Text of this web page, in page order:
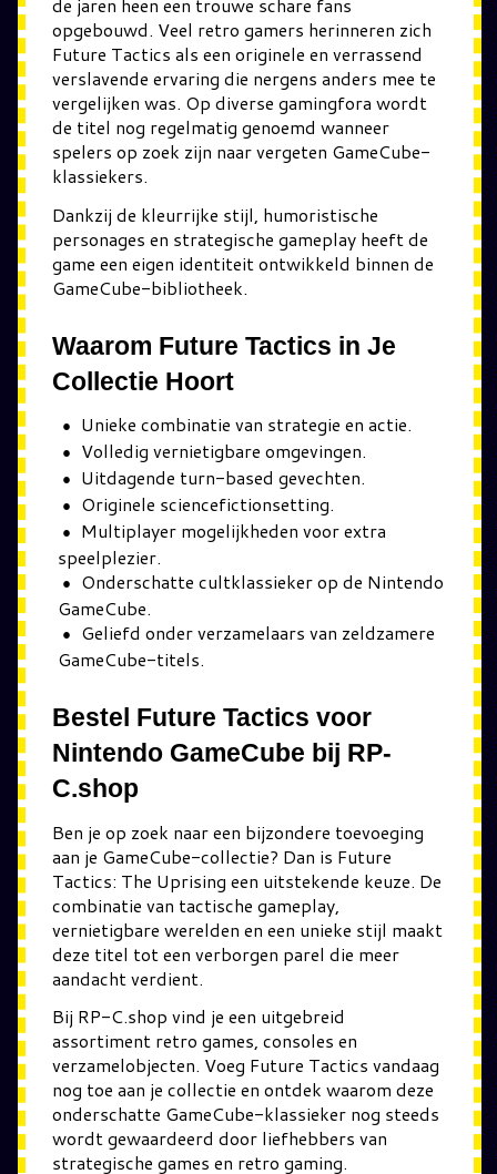
de jaren heen een trouwe schare fans
opgebouwd. Veel retro gamers herinneren zich
Future Tactics als een originele en verrassend
verslavende ervaring die nergens anders mee te
vergelijken was. Op diverse gamingfora wordt
de titel nog regelmatig genoemd wanneer
spelers op zoek zijn naar vergeten GameCube-
klassiekers.
Dankzij de kleurrijke stijl, humoristische
personages en strategische gameplay heeft de
game een eigen identiteit ontwikkeld binnen de
GameCube-bibliotheek.
Waarom Future Tactics in Je
Collectie Hoort
Unieke combinatie van strategie en actie.
Volledig vernietigbare omgevingen.
Uitdagende turn-based gevechten.
Originele sciencefictionsetting.
Multiplayer mogelijkheden voor extra
speelplezier.
Onderschatte cultklassieker op de Nintendo
GameCube.
Geliefd onder verzamelaars van zeldzamere
GameCube-titels.
Bestel Future Tactics voor
Nintendo GameCube bij RP-
C.shop
Ben je op zoek naar een bijzondere toevoeging
aan je GameCube-collectie? Dan is Future
Tactics: The Uprising een uitstekende keuze. De
combinatie van tactische gameplay,
vernietigbare werelden en een unieke stijl maakt
deze titel tot een verborgen parel die meer
aandacht verdient.
Bij RP-C.shop vind je een uitgebreid
assortiment retro games, consoles en
verzamelobjecten. Voeg Future Tactics vandaag
nog toe aan je collectie en ontdek waarom deze
onderschatte GameCube-klassieker nog steeds
wordt gewaardeerd door liefhebbers van
strategische games en retro gaming.